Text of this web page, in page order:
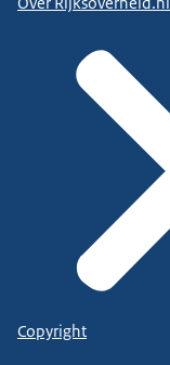
Copyright